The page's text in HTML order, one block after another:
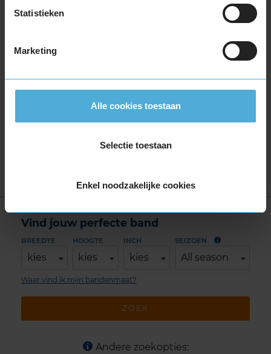
Statistieken
Marketing
Alle cookies toestaan
Selectie toestaan
Enkel noodzakelijke cookies
Zomerbanden
Uniroyal RAINEXPERT
Uniroyal RAINEXPERT 5
Uniroyal ALLSEASONEXPERT 2
Vind jouw perfecte band
BREEDTE
kies
HOOGTE
kies
INCH
kies
SEIZOEN
All season
ZOEK
Waar vind ik mijn bandenmaat?
Andere zoekopties: